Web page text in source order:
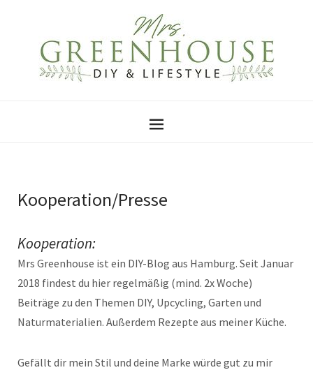
Kooperation/Presse
Kooperation:
Mrs Greenhouse ist ein DIY-Blog aus Hamburg. Seit Januar
2018 findest du hier regelmäßig (mind. 2x Woche)
Beiträge zu den Themen DIY, Upcycling, Garten und
Naturmaterialien. Außerdem Rezepte aus meiner Küche.
Gefällt dir mein Stil und deine Marke würde gut zu mir